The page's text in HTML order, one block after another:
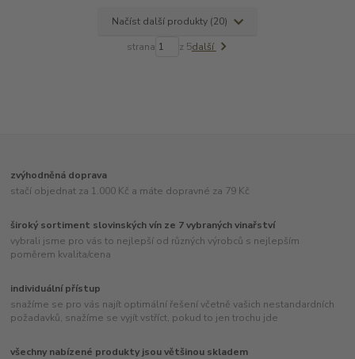
Načíst další produkty (20)
strana z 5další
zvýhodněná doprava
stačí objednat za 1.000 Kč a máte dopravné za 79 Kč
široký sortiment slovinských vín ze 7 vybraných vinařství
vybrali jsme pro vás to nejlepší od různých výrobců s nejlepším
poměrem kvalita/cena
individuální přístup
snažíme se pro vás najít optimální řešení včetně vašich nestandardních
požadavků, snažíme se vyjít vstříct, pokud to jen trochu jde
všechny nabízené produkty jsou většinou skladem